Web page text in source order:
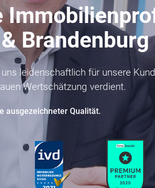
Brandenburg
leidenschaftlich für unsere
Wertschätzung verdient.
ausgezeichneter Qualität.